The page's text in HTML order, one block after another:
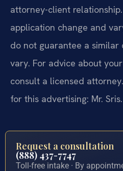
attorney-client
application change and
do not guarantee a similar
vary. For advice about
consult a licensed
for this advertising: Mr. Sris.
Request a consultation
(888) 437-7747
Toll-free intake · By